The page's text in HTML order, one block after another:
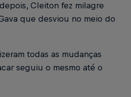
Cleiton fez milagre
que desviou no meio do
todas as mudanças
seguiu o mesmo até o